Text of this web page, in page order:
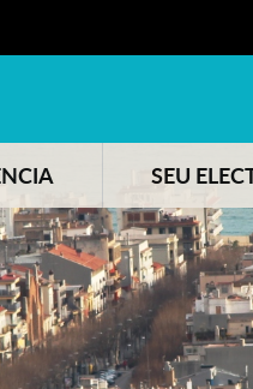
SEU